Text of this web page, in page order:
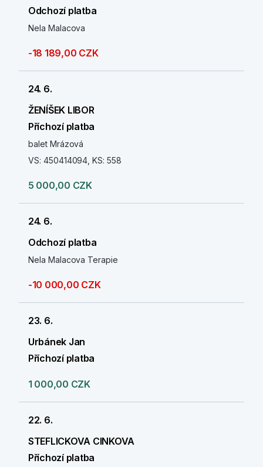
Odchozí platba
Nela Malacova
-18 189,00 CZK
24. 6.
ŽENÍŠEK LIBOR
Příchozí platba
balet Mrázová
VS: 450414094, KS: 558
5 000,00 CZK
24. 6.
Odchozí platba
Nela Malacova Terapie
-10 000,00 CZK
23. 6.
Urbánek Jan
Příchozí platba
1 000,00 CZK
22. 6.
STEFLICKOVA CINKOVA
Příchozí platba